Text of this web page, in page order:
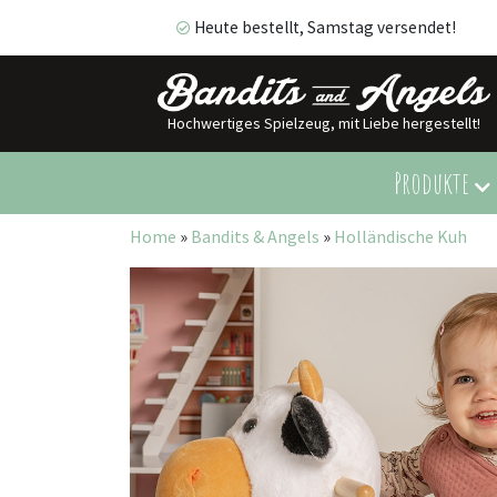
Heute bestellt, Samstag versendet!
Hochwertiges Spielzeug, mit Liebe hergestellt!
Produkte
Heute bestellt, Samstag versendet!
Home » Bandits & Angels » Holländische Kuh